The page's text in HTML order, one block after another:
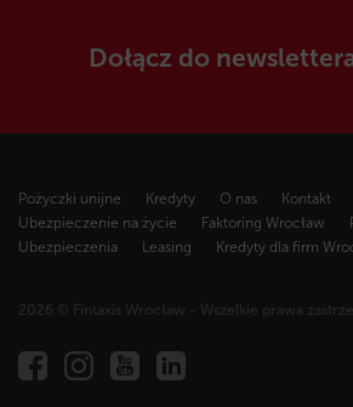
Dołącz do
Pożyczki unijne Kredyty O nas Kontakt
Ubezpieczenie na życie
Faktoring Wrocław
Ubezpieczenia
Leasing Kredyty dla firm
2026 © Fintaxis Wrocław - Wszelkie prawa